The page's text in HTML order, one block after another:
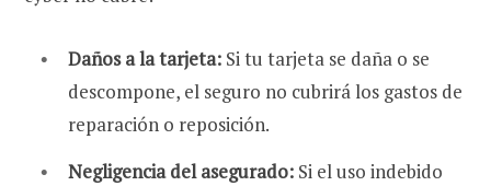
Daños a la tarjeta: Si tu tarjeta se daña o se
descompone, el seguro no cubrirá los gastos de
reparación o reposición.
Negligencia del asegurado: Si el uso indebido